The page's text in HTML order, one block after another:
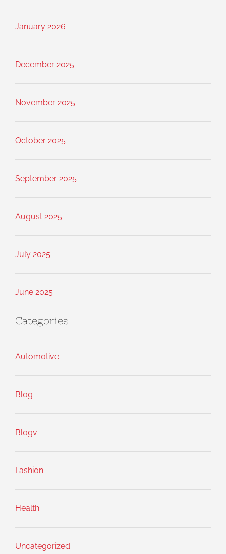
January 2026
December 2025
November 2025
October 2025
September 2025
August 2025
July 2025
June 2025
Categories
Automotive
Blog
Blogv
Fashion
Health
Uncategorized